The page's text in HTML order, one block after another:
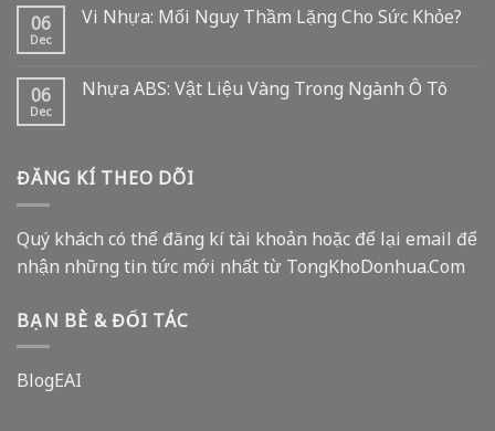
06
Dec
Vi Nhựa: Mối Nguy Thầm Lặng Cho Sức Khỏe?
06
Dec
Nhựa ABS: Vật Liệu Vàng Trong Ngành Ô Tô
ĐĂNG KÍ THEO DÕI
Quý khách có thể đăng kí tài khoản hoặc để lại email để
nhận những tin tức mới nhất từ TongKhoDonhua.Com
BẠN BÈ & ĐỐI TÁC
BlogEAI